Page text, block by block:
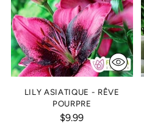
LILY ASIATIQUE - RÊVE
POURPRE
$9.99